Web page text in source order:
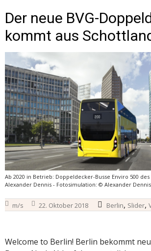
Der neue BVG-
kommt aus
Ab 2020 in Betrieb: Doppeldecker-Busse Enviro 500
Alexander Dennis - Fotosimulation: © Alexander Dennis
m/s 22. Oktober 2018 Berlin, Slider,
Welcome to Berlin! Berlin bekommt